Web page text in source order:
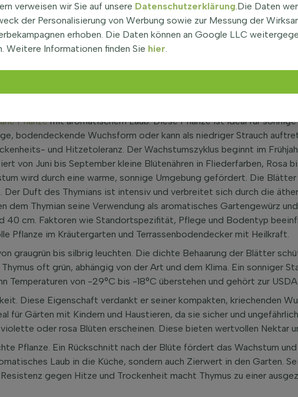
Bienen und Schmetterlinge an, was sie in Naturgärten beliebt
Klimazonen. Der Name Thymus stammt aus dem
ist eine immergrüne Pflanze bei milden Wintern, trockenheits-
oder Bodendecker verwendet werden und ist eine wertvolle
herauszuholen. Wer Thymian kaufen möchte, findet in
Duft, Blätter, Trockenheitsresistenz
Pflanzemit aromatischem Laub. Diese Pflanze ist ideal für
bodendeckende Wuchsform oder kann als niedriger Strauch
und Hitzetoleranz. Der Wachstumszyklus beginnt im
von Juni bis September kleine Blütenähren in Fliederfarben, Rosa
wird durch eine warme, sonnige Umgebung gefördert. Die
Duft des Thymians ist intensiv und verbreitet sich durch die
dem Thymian seine Verwendung als aromatisches Gartengewürz
40 cm. Faktoren wie Standortspezifität, Pflege und Bodentyp
Pflanze im Kräutergarten und Terrassenbodendecker mit Heilkraft.
graugrün bis silbrig leuchten. Die dichte Behaarung der Blätter
oft grün, abhängig von der Art und dem Klima. Ein sonniger
Temperaturen von -29°C bis -18°C überstehen und gehört zur
Diese Eigenschaft verdankt er seiner kompakten, kriechenden
Gärten mit Kindern und Haustieren, da sie sicher und
oder rosa Blüten erscheinen. Diese bieten wertvollen Nektar
Pflanze. Ein Rückschnitt nach der Blüte fördert das Wachstum
Laub in die Küche, sondern auch Zierwert in den Garten.
gegen Hitze und Trockenheit macht Thymus zu einer
verweisen wir Sie auf unsere Datenschutzerklärung.Die Daten
der Personalisierung von Werbung sowie zur Messung der
erhoben. Die Daten können an Google LLC
Weitere Informationen finden Sie hier.